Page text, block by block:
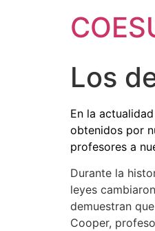
Los
En la
obtenidos por
profesores a
Durante la
leyes
demuestran
Cooper,